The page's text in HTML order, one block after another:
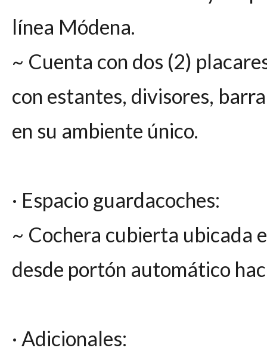
línea Módena.
~ Cuenta con dos (2)
con estantes, divisores,
en su ambiente único.
· Espacio guardacoches:
~ Cochera cubierta ubicada
desde portón automático
· Adicionales: